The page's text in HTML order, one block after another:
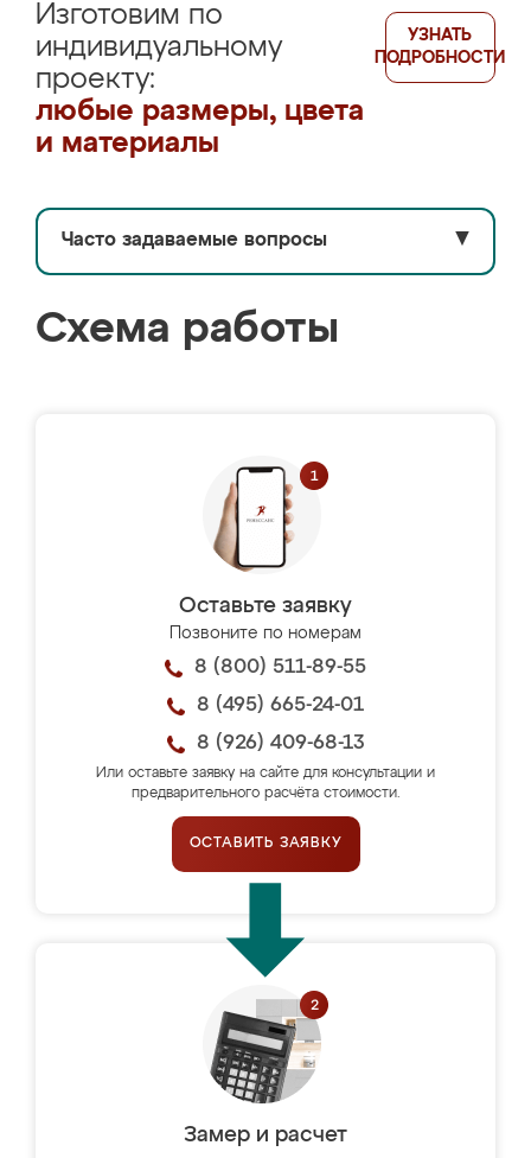
Изготовим по
индивидуальному
проекту:
любые размеры, цвета
и материалы
УЗНАТЬ
ПОДРОБНОСТИ
Часто задаваемые вопросы ▼
Схема работы
Оставьте заявку
Позвоните по номерам
8 (800) 511-89-55
8 (495) 665-24-01
8 (926) 409-68-13
Или оставьте заявку на сайте для консультации и
предварительного расчёта стоимости.
ОСТАВИТЬ ЗАЯВКУ
Замер и расчет